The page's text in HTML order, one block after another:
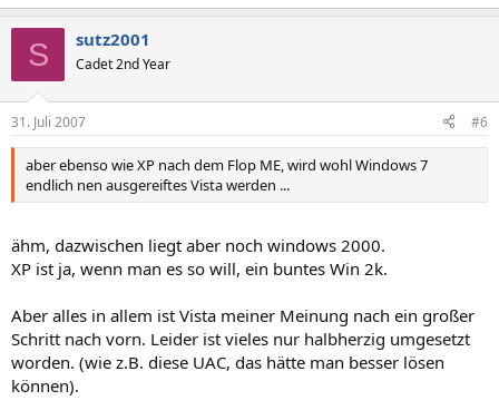
S sutz2001
Cadet 2nd Year
31. Juli 2007 #6
aber ebenso wie XP nach dem Flop ME, wird wohl Windows 7
endlich nen ausgereiftes Vista werden ...
ähm, dazwischen liegt aber noch windows 2000.
XP ist ja, wenn man es so will, ein buntes Win 2k.
Aber alles in allem ist Vista meiner Meinung nach ein großer
Schritt nach vorn. Leider ist vieles nur halbherzig umgesetzt
worden. (wie z.B. diese UAC, das hätte man besser lösen
können).